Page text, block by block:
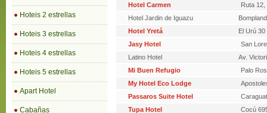
Hoteis 2 estrellas
Hoteis 3 estrellas
Hoteis 4 estrellas
Hoteis 5 estrellas
Apart Hotel
Cabañas
Hotel Carmen
Ruta 12,
Hotel Jardin de Iguazu
Hotel Yretá
El Urú 30
Jasy Hotel
San
Latino Hotel
Av.
Mi Buen Refugio
Palo
My Hotel Eco Lodge
Passaros Suite Hotel
Tupa Hotel
Cocú